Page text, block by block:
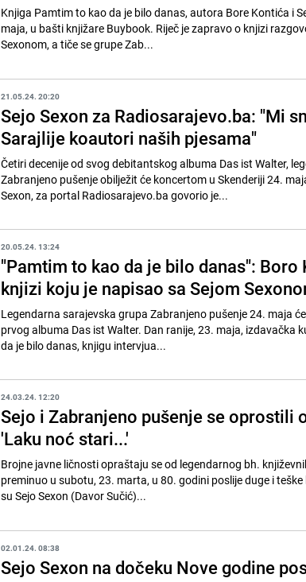
Knjiga Pamtim to kao da je bilo danas, autora Bore Kontića i
maja, u bašti knjižare Buybook. Riječ je zapravo o knjizi
Sexonom, a tiče se grupe Zab...
21.05.24. 20:20
Sejo Sexon za Radiosarajevo.ba: "Mi
Sarajlije koautori naših pjesama"
Četiri decenije od svog debitantskog albuma Das ist Walter,
Zabranjeno pušenje obilježit će koncertom u Skenderiji 24.
Sexon, za portal Radiosarajevo.ba govorio je...
20.05.24. 13:24
"Pamtim to kao da je bilo danas":
knjizi koju je napisao sa Sejom
Legendarna sarajevska grupa Zabranjeno pušenje 24. maja
prvog albuma Das ist Walter. Dan ranije, 23. maja, izdavačka
da je bilo danas, knjigu intervjua...
24.03.24. 12:20
Sejo i Zabranjeno pušenje se oprostili
'Laku noć stari...'
Brojne javne ličnosti opraštaju se od legendarnog bh.
preminuo u subotu, 23. marta, u 80. godini poslije duge i
su Sejo Sexon (Davor Sučić)...
02.01.24. 08:38
Sejo Sexon na dočeku Nove godine